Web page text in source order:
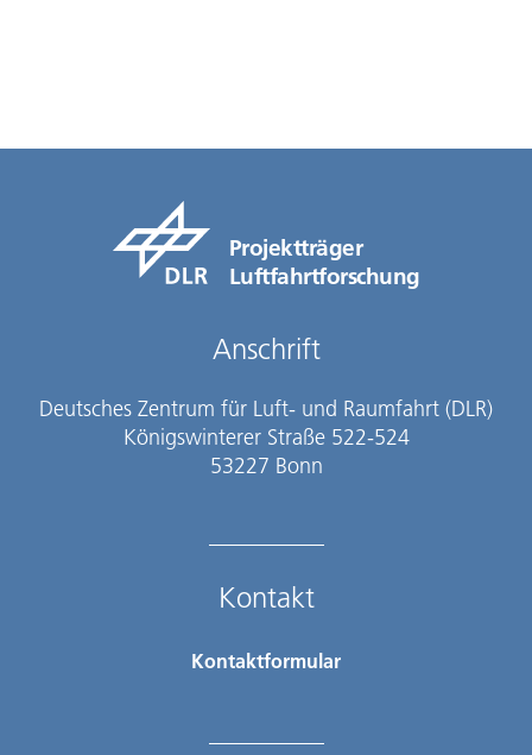
Projektträger
Luftfahrtforschung
Anschrift
Deutsches Zentrum für Luft- und Raumfahrt (DLR)
Königswinterer Straße 522-524
53227 Bonn
Kontakt
Kontaktformular